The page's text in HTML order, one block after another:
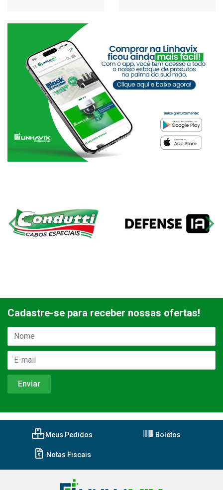
Cadastre-se para receber nossas ofertas!
Meus Pedidos Boletos
Notas Fiscais